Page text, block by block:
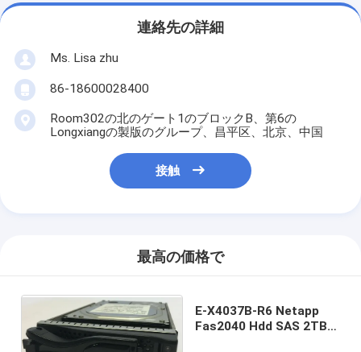
連絡先の詳細
Ms. Lisa zhu
86-18600028400
Room302の北のゲート1のブロックB、第6の
Longxiangの製版のグループ、昌平区、北京、中国
接触
最高の価格で
E-X4037B-R6 Netapp
Fas2040 Hdd SAS 2TB